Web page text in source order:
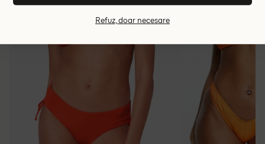
Refuz, doar necesare